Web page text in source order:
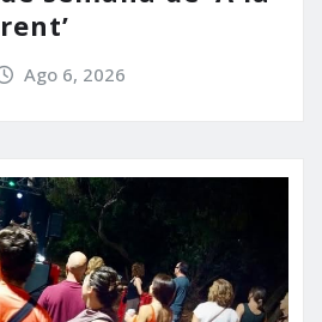
Ago 6, 2026